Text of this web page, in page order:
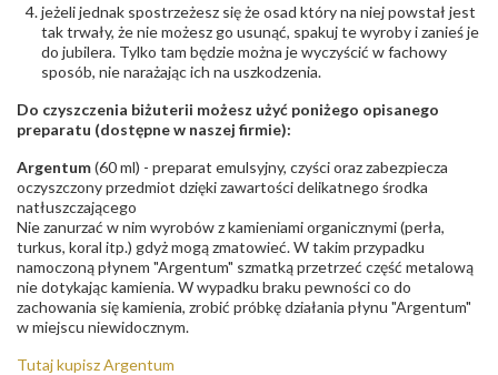
jeżeli jednak spostrzeżesz się że osad który na niej powstał jest
tak trwały, że nie możesz go usunąć, spakuj te wyroby i zanieś je
do jubilera. Tylko tam będzie można je wyczyścić w fachowy
sposób, nie narażając ich na uszkodzenia.
Do czyszczenia biżuterii możesz użyć poniżego opisanego
preparatu (dostępne w naszej firmie):
Argentum(60 ml) - preparat emulsyjny, czyści oraz zabezpiecza
oczyszczony przedmiot dzięki zawartości delikatnego środka
natłuszczającego
Nie zanurzać w nim wyrobów z kamieniami organicznymi (perła,
turkus, koral itp.) gdyż mogą zmatowieć. W takim przypadku
namoczoną płynem "Argentum" szmatką przetrzeć część metalową
nie dotykając kamienia. W wypadku braku pewności co do
zachowania się kamienia, zrobić próbkę działania płynu "Argentum"
w miejscu niewidocznym.
Tutaj kupisz Argentum